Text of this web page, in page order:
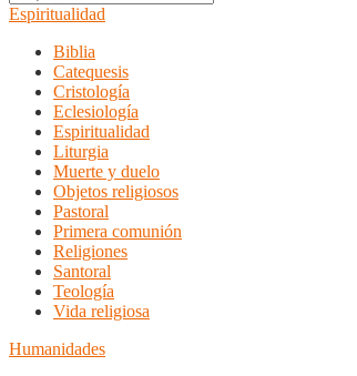
Espiritualidad
Biblia
Catequesis
Cristología
Eclesiología
Espiritualidad
Liturgia
Muerte y duelo
Objetos religiosos
Pastoral
Primera comunión
Religiones
Santoral
Teología
Vida religiosa
Humanidades